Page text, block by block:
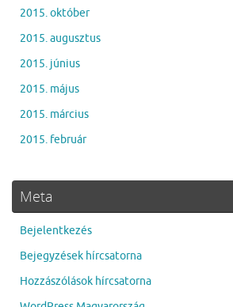
2015. október
2015. augusztus
2015. június
2015. május
2015. március
2015. február
Meta
Bejelentkezés
Bejegyzések hírcsatorna
Hozzászólások hírcsatorna